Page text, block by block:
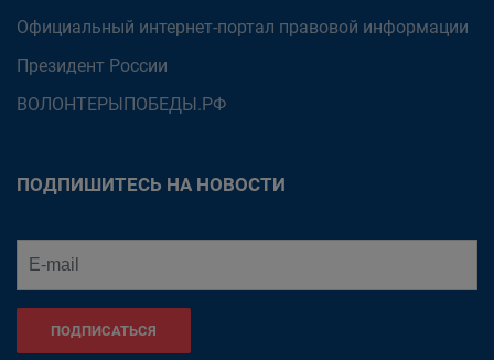
Официальный интернет-портал правовой информации
Президент России
ВОЛОНТЕРЫПОБЕДЫ.РФ
ПОДПИШИТЕСЬ НА НОВОСТИ
ПОДПИСАТЬСЯ